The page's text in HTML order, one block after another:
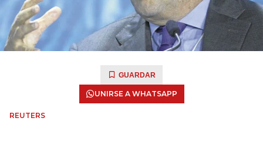
GUARDAR
UNIRSE A WHATSAPP
REUTERS